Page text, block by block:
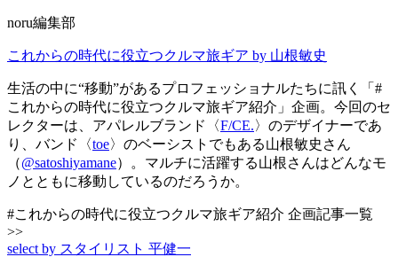
noru編集部
これからの時代に役立つクルマ旅ギア by 山根敏史
生活の中に“移動”があるプロフェッショナルたちに訊く「#
これからの時代に役立つクルマ旅ギア紹介」企画。今回のセ
レクターは、アパレルブランド〈F/CE.〉のデザイナーであ
り、バンド〈toe〉のベーシストでもある山根敏史さん
（@satoshiyamane）。マルチに活躍する山根さんはどんなモ
ノとともに移動しているのだろうか。
#これからの時代に役立つクルマ旅ギア紹介 企画記事一覧
>>
select by スタイリスト 平健一